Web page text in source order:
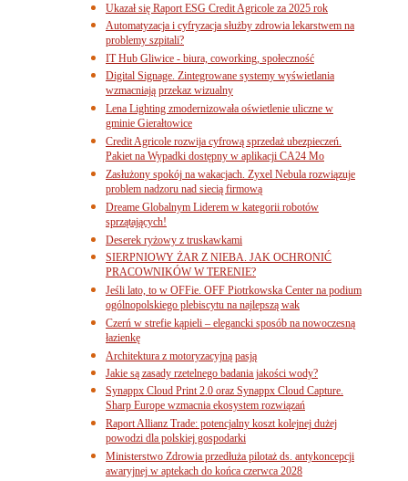
Ukazał się Raport ESG Credit Agricole za 2025 rok
Automatyzacja i cyfryzacja służby zdrowia lekarstwem na
problemy szpitali?
IT Hub Gliwice - biura, coworking, społeczność
Digital Signage. Zintegrowane systemy wyświetlania
wzmacniają przekaz wizualny
Lena Lighting zmodernizowała oświetlenie uliczne w
gminie Gierałtowice
Credit Agricole rozwija cyfrową sprzedaż ubezpieczeń.
Pakiet na Wypadki dostępny w aplikacji CA24 Mo
Zasłużony spokój na wakacjach. Zyxel Nebula rozwiązuje
problem nadzoru nad siecią firmową
Dreame Globalnym Liderem w kategorii robotów
sprzątających!
Deserek ryżowy z truskawkami
SIERPNIOWY ŻAR Z NIEBA. JAK OCHRONIĆ
PRACOWNIKÓW W TERENIE?
Jeśli lato, to w OFFie. OFF Piotrkowska Center na podium
ogólnopolskiego plebiscytu na najlepszą wak
Czerń w strefie kąpieli – elegancki sposób na nowoczesną
łazienkę
Architektura z motoryzacyjną pasją
Jakie są zasady rzetelnego badania jakości wody?
Synappx Cloud Print 2.0 oraz Synappx Cloud Capture.
Sharp Europe wzmacnia ekosystem rozwiązań
Raport Allianz Trade: potencjalny koszt kolejnej dużej
powodzi dla polskiej gospodarki
Ministerstwo Zdrowia przedłuża pilotaż ds. antykoncepcji
awaryjnej w aptekach do końca czerwca 2028